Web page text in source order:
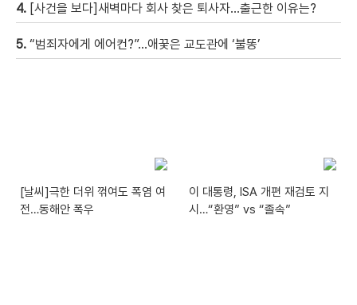
4. [사건을 보다]새벽마다 회사 찾은 퇴사자…출근한 이유는?
5. “범죄자에게 에어컨?”…애꿎은 교도관에 ‘불똥’
[날씨]극한 더위 꺾여도 폭염 여
전…동해안 폭우
이 대통령, ISA 개편 재검토 지
시…“환영” vs “졸속”